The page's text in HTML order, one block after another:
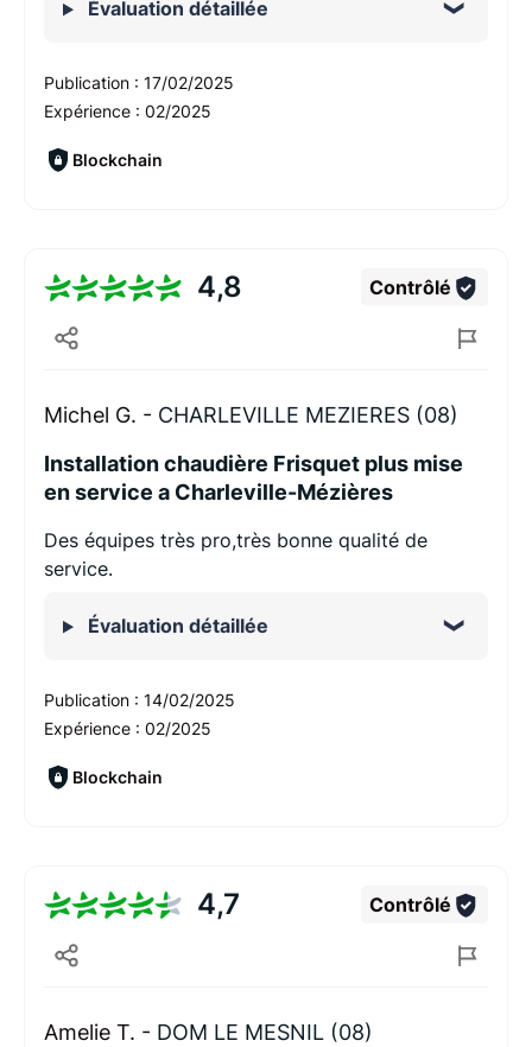
Évaluation détaillée
Publication : 17/02/2025
Expérience : 02/2025
Blockchain
4,8 Contrôlé
Michel G. - CHARLEVILLE MEZIERES (08)
Installation chaudière Frisquet plus mise
en service a Charleville-Mézières
Des équipes très pro,très bonne qualité de
service.
Évaluation détaillée
Publication : 14/02/2025
Expérience : 02/2025
Blockchain
4,7 Contrôlé
Amelie T. - DOM LE MESNIL (08)